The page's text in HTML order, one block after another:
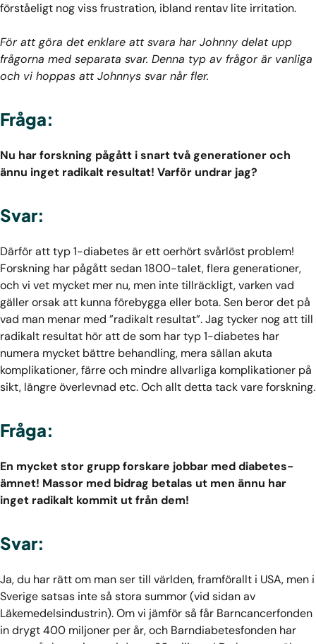
förståeligt nog viss frustration, ibland rentav lite irritation.
För att göra det enklare att svara har Johnny delat upp
frågorna med separata svar. Denna typ av frågor är vanliga
och vi hoppas att Johnnys svar når fler.
Fråga:
Nu har forskning pågått i snart två generationer och
ännu inget radikalt resultat! Varför undrar jag?
Svar:
Därför att typ 1-diabetes är ett oerhört svårlöst problem!
Forskning har pågått sedan 1800-talet, flera generationer,
och vi vet mycket mer nu, men inte tillräckligt, varken vad
gäller orsak att kunna förebygga eller bota. Sen beror det på
vad man menar med ”radikalt resultat”. Jag tycker nog att till
radikalt resultat hör att de som har typ 1-diabetes har
numera mycket bättre behandling, mera sällan akuta
komplikationer, färre och mindre allvarliga komplikationer på
sikt, längre överlevnad etc. Och allt detta tack vare forskning.
Fråga:
En mycket stor grupp forskare jobbar med diabetes-
ämnet! Massor med bidrag betalas ut men ännu har
inget radikalt kommit ut från dem!
Svar:
Ja, du har rätt om man ser till världen, framförallt i USA, men i
Sverige satsas inte så stora summor (vid sidan av
Läkemedelsindustrin). Om vi jämför så får Barncancerfonden
in drygt 400 miljoner per år, och Barndiabetesfonden har